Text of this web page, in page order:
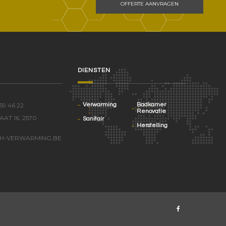
OFFERTE AANVRAGEN
46 22
16, 2570
VERWARMING.BE
DIENSTEN
Verwarming
Sanitair
Badkamer
Renovatie
Herstelling